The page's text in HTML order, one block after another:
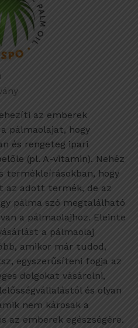
az emberek
pálmaolajat, hogy
és rengeteg ipari
(pl. A-vitamin). Nehéz
termékleírásokban, hogy
az adott termék, de az
pálma szó megtalálható
a pálmaolajhoz. Eleinte
a pálmaolaj
amikor már tudod,
egyszerűsíteni fogja az
dolgokat vásárolni,
és olyan
nem károsak a
az emberek egészségére.